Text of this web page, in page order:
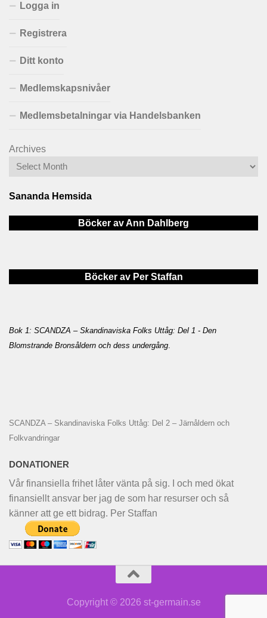
Logga in
Registrera
Ditt konto
Medlemskapsnivåer
Medlemsbetalningar via Handelsbanken
Archives
Sananda Hemsida
Böcker av Ann Dahlberg
Böcker av Per Staffan
Bok 1: SCANDZA – Skandinaviska Folks Uttåg: Del 1 - Den
Blomstrande Bronsåldern och dess undergång.
SCANDZA – Skandinaviska Folks Uttåg: Del 2 – Järnåldern och
Folkvandringar
DONATIONER
Vår finansiella frihet låter vänta på sig. I och med ökat
finansiellt ansvar ber jag de som har resurser och så
känner att ge ett bidrag. Per Staffan
Copyright © 2026 st-germain.se